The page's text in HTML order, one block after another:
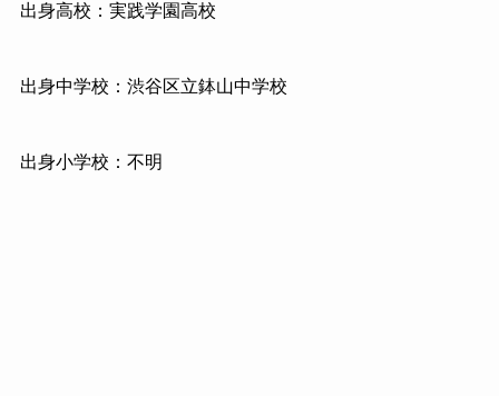
出身高校：実践学園高校
出身中学校：渋谷区立鉢山中学校
出身小学校：不明